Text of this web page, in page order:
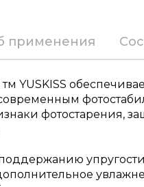
применения
YUSKISS
фотостарения,